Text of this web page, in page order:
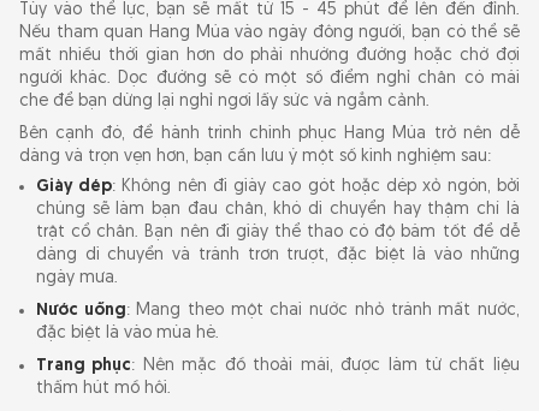
Tùy vào thể lực, bạn sẽ mất từ 15 - 45 phút để lên đến đỉnh.
Nếu tham quan Hang Múa vào ngày đông người, bạn có thể sẽ
mất nhiều thời gian hơn do phải nhường đường hoặc chờ đợi
người khác. Dọc đường sẽ có một số điểm nghỉ chân có mái
che để bạn dừng lại nghỉ ngơi lấy sức và ngắm cảnh.
Bên cạnh đó, để hành trình chinh phục Hang Múa trở nên dễ
dàng và trọn vẹn hơn, bạn cần lưu ý một số kinh nghiệm sau:
Giày dép: Không nên đi giày cao gót hoặc dép xỏ ngón, bởi
chúng sẽ làm bạn đau chân, khó di chuyển hay thậm chí là
trật cổ chân. Bạn nên đi giày thể thao có độ bám tốt để dễ
dàng di chuyển và tránh trơn trượt, đặc biệt là vào những
ngày mưa.
Nước uống: Mang theo một chai nước nhỏ tránh mất nước,
đặc biệt là vào mùa hè.
Trang phục: Nên mặc đồ thoải mái, được làm từ chất liệu
thấm hút mồ hôi.